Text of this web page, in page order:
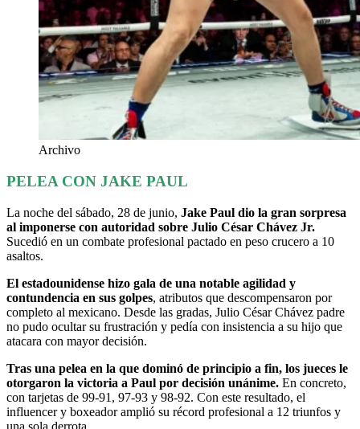
Archivo
PELEA CON JAKE PAUL
La noche del sábado, 28 de junio, Jake Paul dio la gran sorpresa
al imponerse con autoridad sobre Julio César Chávez Jr.
Sucedió en un combate profesional pactado en peso crucero a 10
asaltos.
El estadounidense hizo gala de una notable agilidad y
contundencia en sus golpes, atributos que descompensaron por
completo al mexicano. Desde las gradas, Julio César Chávez padre
no pudo ocultar su frustración y pedía con insistencia a su hijo que
atacara con mayor decisión.
Tras una pelea en la que dominó de principio a fin, los jueces le
otorgaron la victoria a Paul por decisión unánime. En concreto,
con tarjetas de 99-91, 97-93 y 98-92. Con este resultado, el
influencer y boxeador amplió su récord profesional a 12 triunfos y
una sola derrota.